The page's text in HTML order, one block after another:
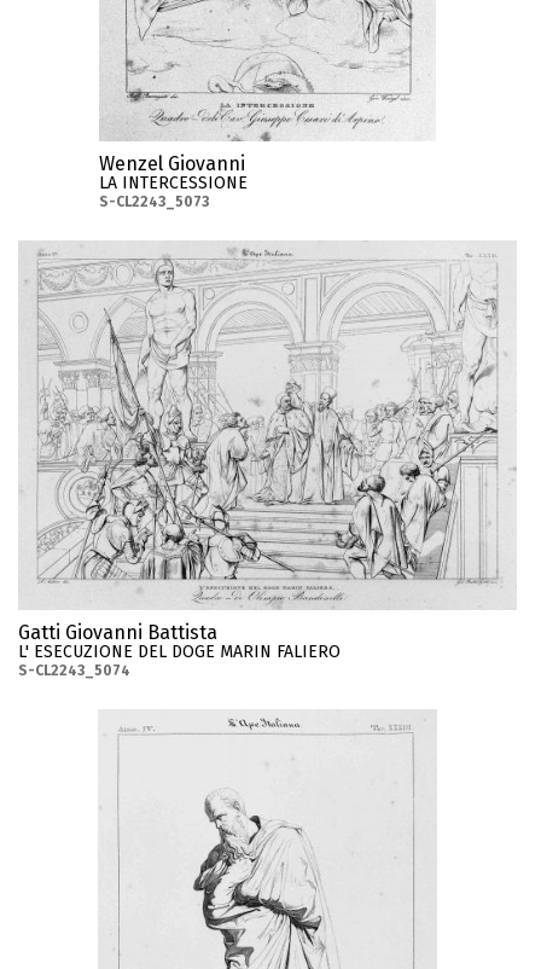
Wenzel Giovanni
LA INTERCESSIONE
S-CL2243_5073
Gatti Giovanni Battista
L' ESECUZIONE DEL DOGE MARIN FALIERO
S-CL2243_5074